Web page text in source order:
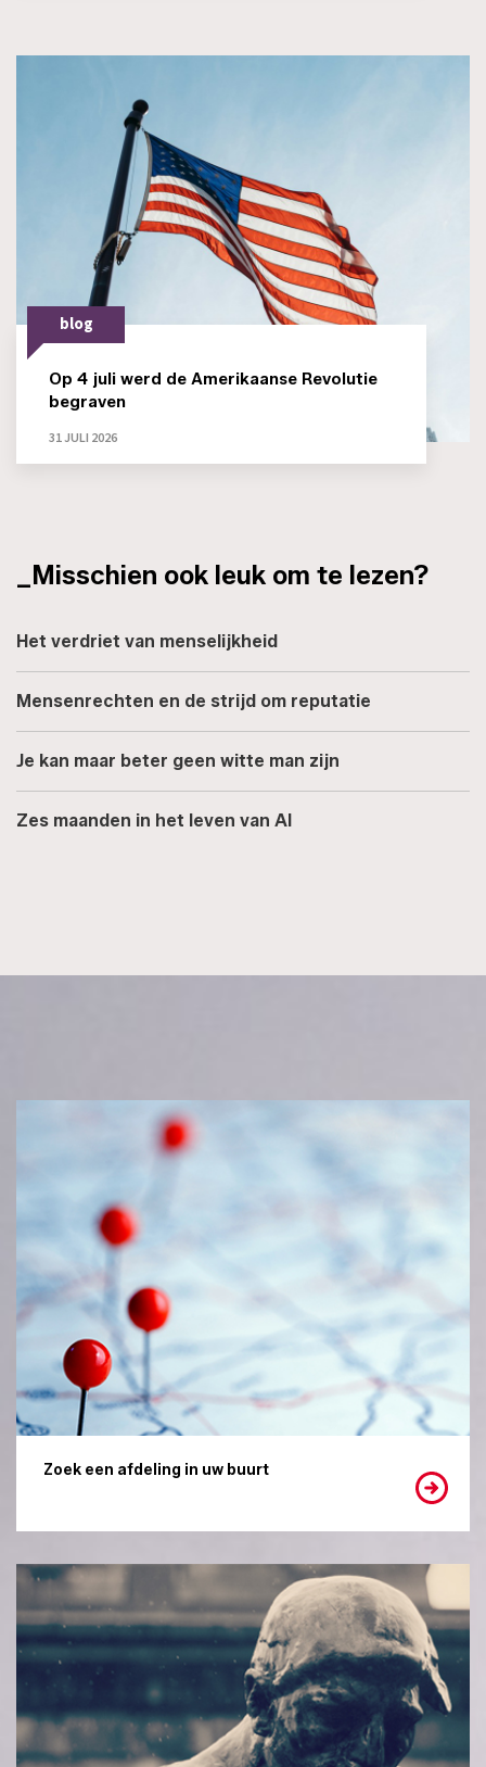
blog
Op 4 juli werd de Amerikaanse Revolutie
begraven
31 JULI 2026
_Misschien ook leuk om te lezen?
Het verdriet van menselijkheid
Mensenrechten en de strijd om reputatie
Je kan maar beter geen witte man zijn
Zes maanden in het leven van AI
Zoek een afdeling in uw buurt